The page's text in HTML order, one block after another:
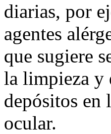
diarias, por
agentes
que sugiere
la limpieza y
depósitos en
ocular.